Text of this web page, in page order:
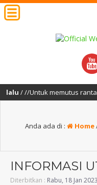
/ //Untuk memutus rantai
Anda ada di : Home
INFORMASI
Diterbitkan : Rabu, 18 Jan 2023